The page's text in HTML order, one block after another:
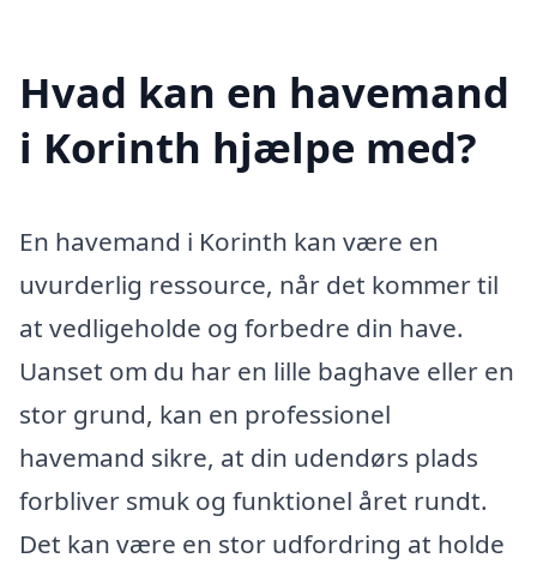
Hvad kan en havemand
i Korinth hjælpe med?
En havemand i Korinth kan være en
uvurderlig ressource, når det kommer til
at vedligeholde og forbedre din have.
Uanset om du har en lille baghave eller en
stor grund, kan en professionel
havemand sikre, at din udendørs plads
forbliver smuk og funktionel året rundt.
Det kan være en stor udfordring at holde